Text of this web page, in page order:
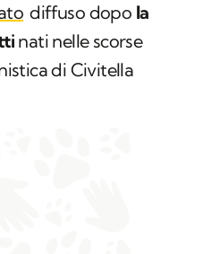
diffuso dopo la
nati nelle scorse
di Civitella